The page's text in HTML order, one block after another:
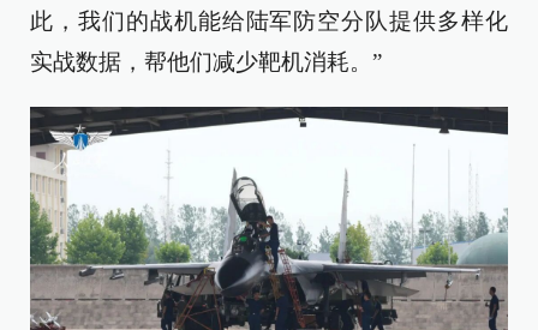
此，我们的战机能给陆军防空分队提供多样化
实战数据，帮他们减少靶机消耗。”